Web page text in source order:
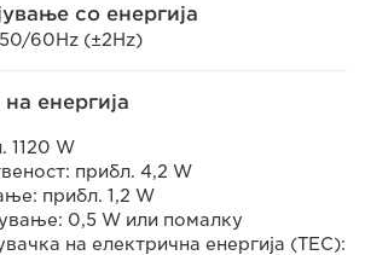
со енергија
60Hz (±2Hz)
енергија
1120 W
прибл. 4,2 W
прибл. 1,2 W
0,5 W или помалку
на електрична енергија (TEC):